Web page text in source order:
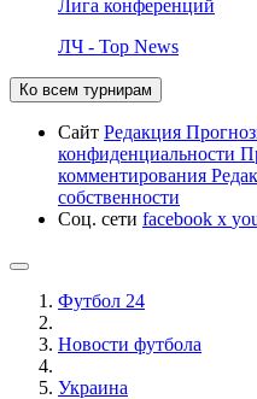
Лига конференций
ЛЧ - Top News
Ко всем турнирам
Сайт Редакция
конфиденциальности
комментирования
собственности
Соц. сети facebook x
Футбол 24
Новости футбола
Украина